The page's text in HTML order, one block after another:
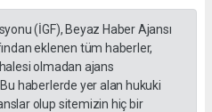
(İGF), Beyaz Haber Ajansı
eklenen tüm haberler,
olmadan ajans
haberlerde yer alan hukuki
olup sitemizin hiç bir